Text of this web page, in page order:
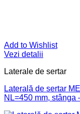
Add to Wishlist
Vezi detalii
Laterale de sertar
Laterală de sertar
NL=450 mm, stânga